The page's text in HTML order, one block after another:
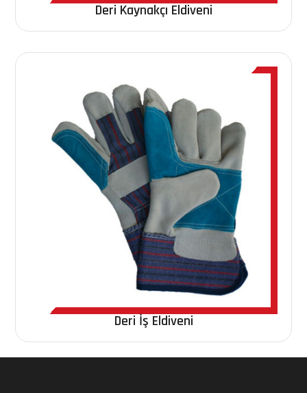
Deri Kaynakçı Eldiveni
Deri İş Eldiveni